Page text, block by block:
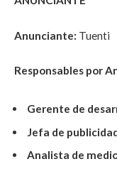
Anunciante: Tuenti
Responsables por
Gerente de
Jefa de
Analista de